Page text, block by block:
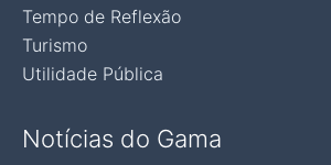
Tempo de Reflexão
Turismo
Utilidade Pública
Notícias do Gama